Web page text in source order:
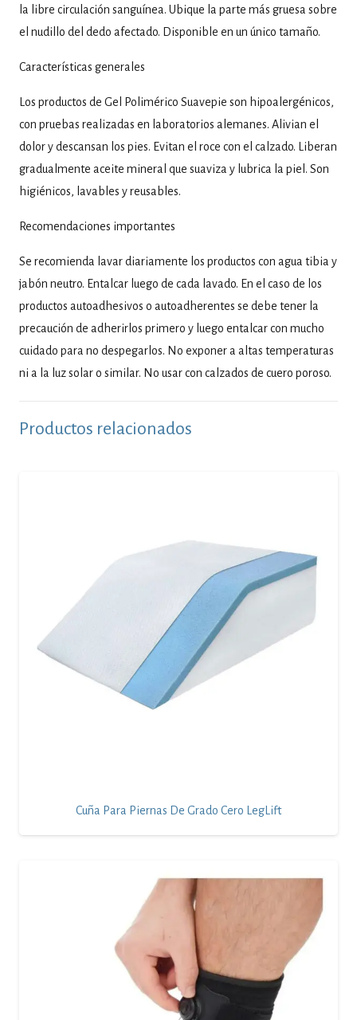
la libre circulación sanguínea. Ubique la parte más gruesa sobre
el nudillo del dedo afectado. Disponible en un único tamaño.
Características generales
Los productos de Gel Polimérico Suavepie son hipoalergénicos,
con pruebas realizadas en laboratorios alemanes. Alivian el
dolor y descansan los pies. Evitan el roce con el calzado. Liberan
gradualmente aceite mineral que suaviza y lubrica la piel. Son
higiénicos, lavables y reusables.
Recomendaciones importantes
Se recomienda lavar diariamente los productos con agua tibia y
jabón neutro. Entalcar luego de cada lavado. En el caso de los
productos autoadhesivos o autoadherentes se debe tener la
precaución de adherirlos primero y luego entalcar con mucho
cuidado para no despegarlos. No exponer a altas temperaturas
ni a la luz solar o similar. No usar con calzados de cuero poroso.
Productos relacionados
Cuña Para Piernas De Grado Cero LegLift